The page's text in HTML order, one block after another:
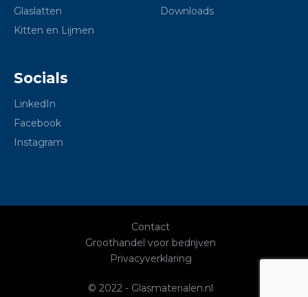
Glaslatten
Kitten en Lijmen
Downloads
Socials
LinkedIn
Facebook
Instagram
Contact
Groothandel voor bedrijven
Privacyverklaring
© 2022 - Glasmaterialen.nl